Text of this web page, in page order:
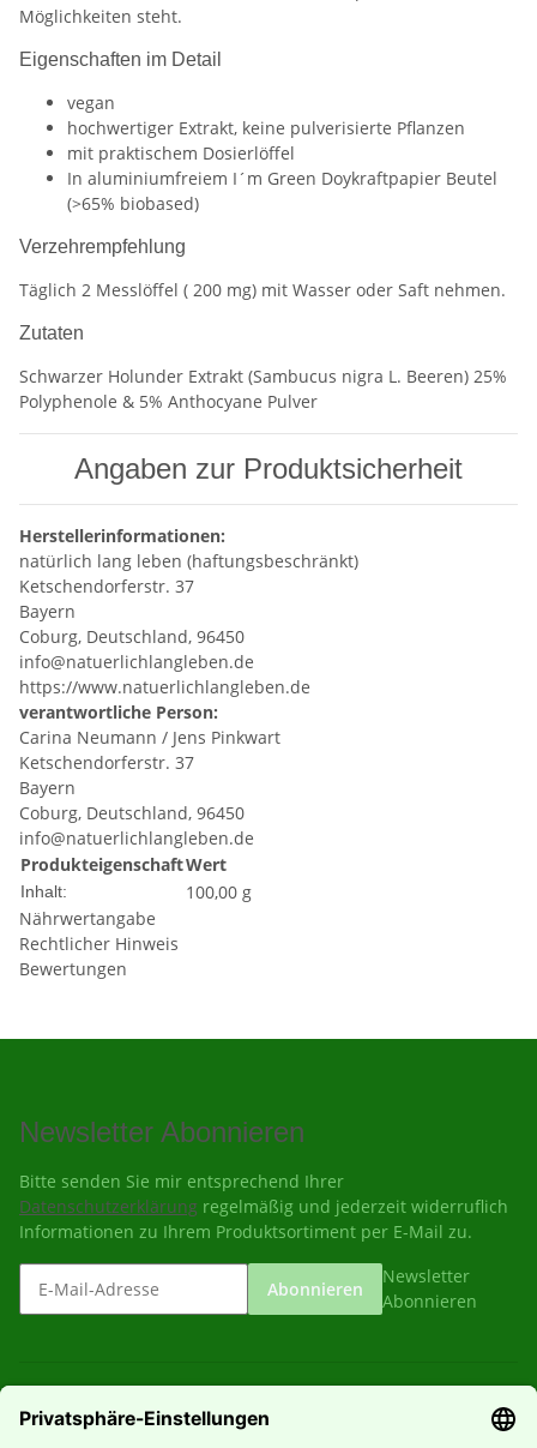
Möglichkeiten steht.
Eigenschaften im Detail
vegan
hochwertiger Extrakt, keine pulverisierte Pflanzen
mit praktischem Dosierlöffel
In aluminiumfreiem I´m Green Doykraftpapier Beutel
(>65% biobased)
Verzehrempfehlung
Täglich 2 Messlöffel ( 200 mg) mit Wasser oder Saft nehmen.
Zutaten
Schwarzer Holunder Extrakt (Sambucus nigra L. Beeren) 25%
Polyphenole & 5% Anthocyane Pulver
Angaben zur Produktsicherheit
Herstellerinformationen:
natürlich lang leben (haftungsbeschränkt)
Ketschendorferstr. 37
Bayern
Coburg, Deutschland, 96450
info@natuerlichlangleben.de
https://www.natuerlichlangleben.de
verantwortliche Person:
Carina Neumann / Jens Pinkwart
Ketschendorferstr. 37
Bayern
Coburg, Deutschland, 96450
info@natuerlichlangleben.de
ProdukteigenschaftWert
Inhalt:
100,00 g
Nährwertangabe
Rechtlicher Hinweis
Bewertungen
Newsletter Abonnieren
Bitte senden Sie mir entsprechend Ihrer
Datenschutzerklärung regelmäßig und jederzeit widerruflich
Informationen zu Ihrem Produktsortiment per E-Mail zu.
Abonnieren
Newsletter
Abonnieren